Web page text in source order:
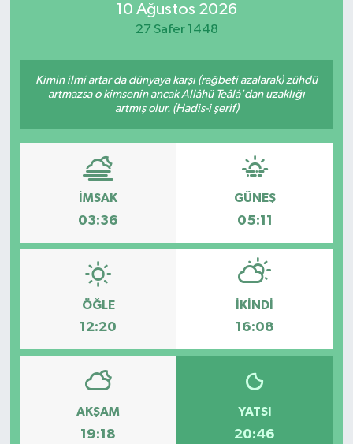
10 Ağustos 2026
27 Safer 1448
Kimin ilmi artar da dünyaya karşı (rağbeti azalarak) zühdü
artmazsa o kimsenin ancak Allâhü Teâlâ'dan uzaklığı
artmış olur. (Hadis-i şerif)
İMSAK
03:36
GÜNEŞ
05:11
ÖĞLE
12:20
İKINDI
16:08
AKŞAM
19:18
YATSI
20:46